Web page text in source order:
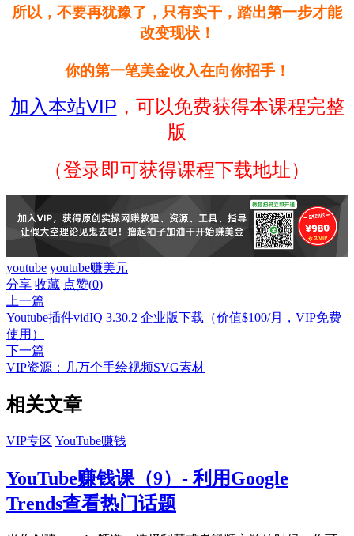
所以，不要再犹豫了，只有实干，踏出第一步才能
改变现状！
你的第一笔美金收入在向你招手！
加入本站VIP ，可以免费获得本课程完整
版
（登录即可获得课程下载地址）
youtube youtube赚美元
分享 收藏 点赞(0)
上一篇
Youtube插件vidIQ 3.30.2 企业版下载（价值$100/月，VIP免费
使用）
下一篇
VIP资源：几万个手绘视频SVG素材
相关文章
VIP专区 YouTube赚钱
YouTube赚钱课（9）- 利用Google
Trends查看热门话题